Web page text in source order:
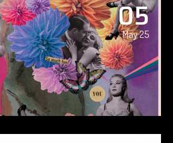
05
May 25